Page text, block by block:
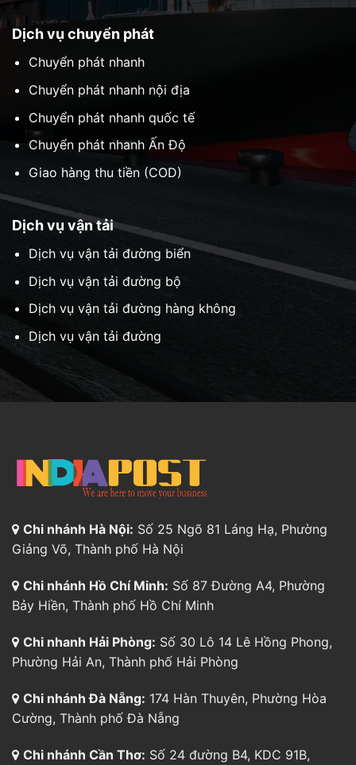
Dịch vụ chuyển phát
Chuyển phát nhanh
Chuyển phát nhanh nội địa
Chuyển phát nhanh quốc tế
Chuyển phát nhanh Ấn Độ
Giao hàng thu tiền (COD)
Dịch vụ vận tải
Dịch vụ vận tải đường biển
Dịch vụ vận tải đường bộ
Dịch vụ vận tải đường hàng không
Dịch vụ vận tải đường
Chi nhánh Hà Nội: Số 25 Ngõ 81 Láng Hạ, Phường
Giảng Võ, Thành phố Hà Nội
Chi nhánh Hồ Chí Minh: Số 87 Đường A4, Phường
Bảy Hiền, Thành phố Hồ Chí Minh
Chi nhanh Hải Phòng: Số 30 Lô 14 Lê Hồng Phong,
Phường Hải An, Thành phố Hải Phòng
Chi nhánh Đà Nẵng: 174 Hàn Thuyên, Phường Hòa
Cường, Thành phố Đà Nẵng
Chi nhánh Cần Thơ: Số 24 đường B4, KDC 91B,